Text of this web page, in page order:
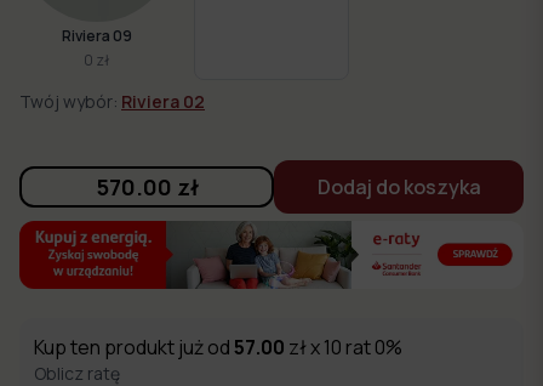
Riviera 09
0 zł
Twój wybór: Riviera 02
570.00 zł Dodaj do koszyka
Kup ten produkt już od57.00 zł x 10 rat 0%
Oblicz ratę